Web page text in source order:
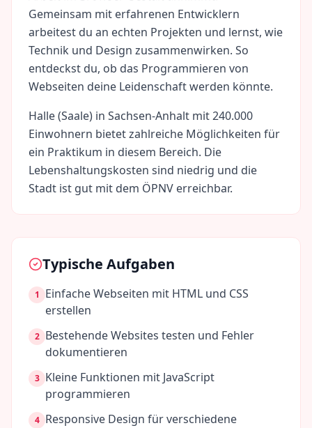
Gemeinsam mit erfahrenen Entwicklern
arbeitest du an echten Projekten und lernst, wie
Technik und Design zusammenwirken. So
entdeckst du, ob das Programmieren von
Webseiten deine Leidenschaft werden könnte.
Halle (Saale) in Sachsen-Anhalt mit240.000
Einwohnern bietet zahlreiche Möglichkeiten für
ein Praktikum in diesem Bereich. Die
Lebenshaltungskosten sind niedrig und die
Stadt ist gut mit dem ÖPNV erreichbar.
Typische Aufgaben
1
Einfache Webseiten mit HTML und CSS
erstellen
2 Bestehende Websites testen und Fehler
dokumentieren
3 Kleine Funktionen mit JavaScript
programmieren
4 Responsive Design für verschiedene